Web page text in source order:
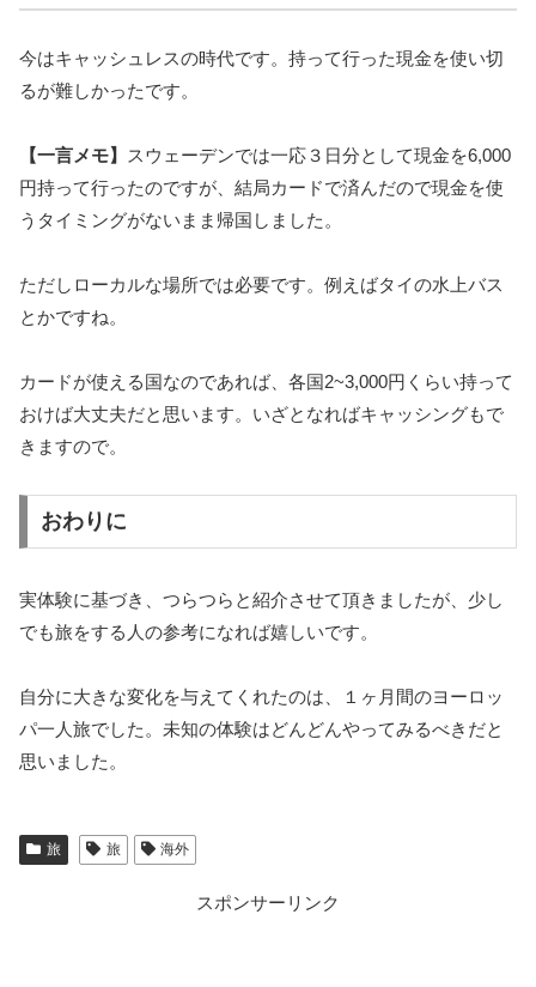
今はキャッシュレスの時代です。持って行った現金を使い切
るが難しかったです。
【一言メモ】
スウェーデンでは一応３日分として現金を6,000
円持って行ったのですが、結局カードで済んだので現金を使
うタイミングがないまま帰国しました。
ただしローカルな場所では必要です。例えばタイの水上バス
とかですね。
カードが使える国なのであれば、各国2~3,000円くらい持って
おけば大丈夫だと思います。いざとなればキャッシングもで
きますので。
おわりに
実体験に基づき、つらつらと紹介させて頂きましたが、少し
でも旅をする人の参考になれば嬉しいです。
自分に大きな変化を与えてくれたのは、１ヶ月間のヨーロッ
パ一人旅でした。未知の体験はどんどんやってみるべきだと
思いました。
旅 旅 海外
スポンサーリンク